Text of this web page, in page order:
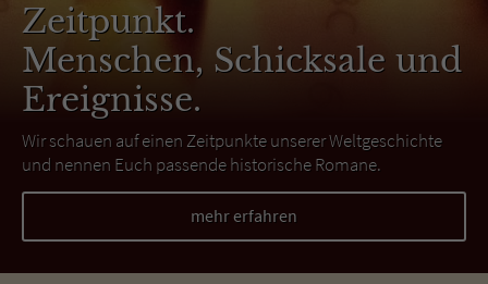
Zeitpunkt.
Menschen, Schicksale und
Ereignisse.
Wir schauen auf einen Zeitpunkte unserer Weltgeschichte
und nennen Euch passende historische Romane.
mehr erfahren